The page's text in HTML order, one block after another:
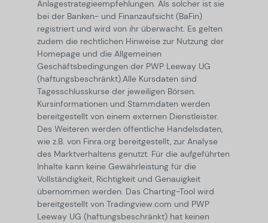
Anlagestrategieempfehlungen. Als solcher ist sie
bei der Banken- und Finanzaufsicht (BaFin)
registriert und wird von ihr überwacht. Es gelten
zudem die rechtlichen Hinweise zur Nutzung der
Homepage und die Allgemeinen
Geschäftsbedingungen der PWP Leeway UG
(haftungsbeschränkt).Alle Kursdaten sind
Tagesschlusskurse der jeweiligen Börsen.
Kursinformationen und Stammdaten werden
bereitgestellt von einem externen Dienstleister.
Des Weiteren werden öffentliche Handelsdaten,
wie z.B. von Finra.org bereitgestellt, zur Analyse
des Marktverhaltens genutzt. Für die aufgeführten
Inhalte kann keine Gewährleistung für die
Vollständigkeit, Richtigkeit und Genauigkeit
übernommen werden. Das Charting-Tool wird
bereitgestellt von Tradingview.com und PWP
Leeway UG (haftungsbeschränkt) hat keinen